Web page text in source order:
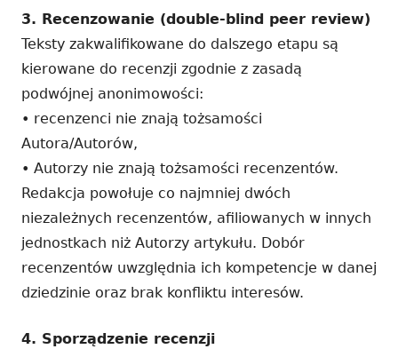
3. Recenzowanie (double-blind peer review)
Teksty zakwalifikowane do dalszego etapu są
kierowane do recenzji zgodnie z zasadą
podwójnej anonimowości:
• recenzenci nie znają tożsamości
Autora/Autorów,
• Autorzy nie znają tożsamości recenzentów.
Redakcja powołuje co najmniej dwóch
niezależnych recenzentów, afiliowanych w innych
jednostkach niż Autorzy artykułu. Dobór
recenzentów uwzględnia ich kompetencje w danej
dziedzinie oraz brak konfliktu interesów.
4. Sporządzenie recenzji